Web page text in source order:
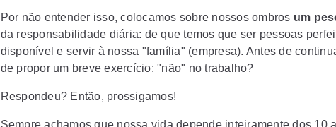
Por não entender isso, colocamos sobre nossos ombros um
da responsabilidade diária: de que temos que ser pessoas
disponível e servir à nossa "família" (empresa). Antes de
de propor um breve exercício: "não" no trabalho?
Respondeu? Então, prossigamos!
Sempre achamos que nossa vida depende inteiramente dos 10